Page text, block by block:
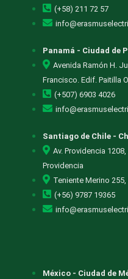
(+58) 211 72 57
Panamá - Ciudad de
Avenida Ramón H.
Francisco. Edif. Paitilla
(+507) 6903 4026
Santiago de Chile -
Av. Providencia
Providencia
Teniente Merino
(+56) 9787 19365
México - Ciudad de